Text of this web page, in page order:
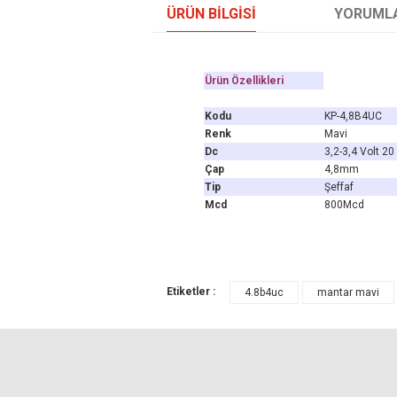
ÜRÜN BILGISI
Ürün Özellikleri
Kodu
KP-4,8B4UC
Renk
Mavi
Dc
3,2-3,4 Volt 20
Çap
4,8mm
Tip
Şeffaf
Mcd
800Mcd
Görüş ve önerileriniz için teşekkür ederiz.
Etiketler : 4.8b4uc mantar mavi